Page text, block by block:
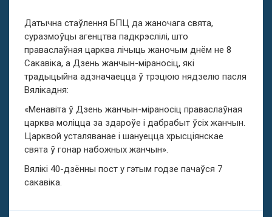
Датычна стаўлення БПЦ да жаночага свята,
суразмоўцы агенцтва падкрэслілі, што
праваслаўная царква лічыць жаночым днём не 8
Сакавіка, а Дзень жанчын-міраносіц, які
традыцыйна адзначаецца ў трэцюю нядзелю пасля
Вялікадня:
«Менавіта ў Дзень жанчын-міраносіц праваслаўная
царква моліцца за здароўе і дабрабыт ўсіх жанчын.
Царквой усталяванае і шануецца хрысціянскае
свята ў гонар набожных жанчын».
Вялікі 40-дзённы пост у гэтым годзе пачаўся 7
сакавіка.